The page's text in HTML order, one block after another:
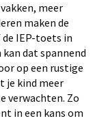
meer
maken de
IEP-toets in
dat spannend
op een rustige
je kind meer
verwachten. Zo
in een kans om